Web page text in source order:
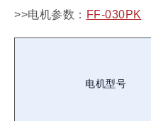
>>电机参数： FF-030PK
电机型号